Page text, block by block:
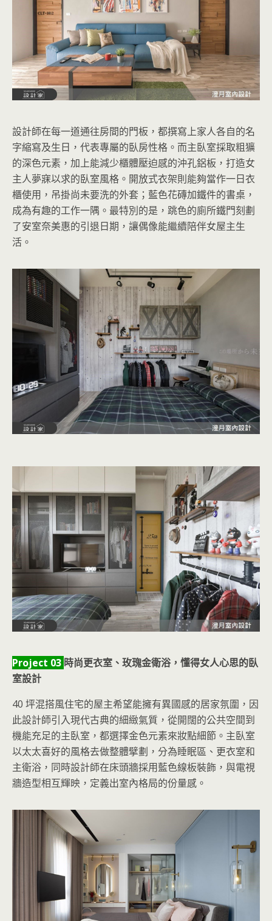
設計師在每一道通往房間的門板，都撰寫上家人各自的名
字縮寫及生日，代表專屬的臥房性格。而主臥室採取粗獷
的深色元素，加上能減少櫃體壓迫感的沖孔鋁板，打造女
主人夢寐以求的臥室風格。開放式衣架則能夠當作一日衣
櫃使用，吊掛尚未要洗的外套；藍色花磚加鐵件的書桌，
成為有趣的工作一隅。最特別的是，跳色的廁所鐵門刻劃
了安室奈美惠的引退日期，讓偶像能繼續陪伴女屋主生
活。
Project 03 時尚更衣室、玫瑰金衛浴，懂得女人心思的臥
室設計
40 坪混搭風住宅的屋主希望能擁有異國感的居家氛圍，因
此設計師引入現代古典的細緻氣質，從開闊的公共空間到
機能充足的主臥室，都選擇金色元素來妝點細節。主臥室
以太太喜好的風格去做整體擘劃，分為睡眠區、更衣室和
主衛浴，同時設計師在床頭牆採用藍色線板裝飾，與電視
牆造型相互輝映，定義出室內格局的份量感。